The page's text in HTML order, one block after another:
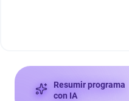
Resumir programa
con IA